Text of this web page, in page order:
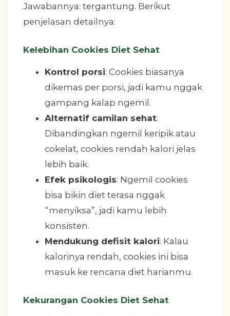
Jawabannya: tergantung. Berikut
penjelasan detailnya:
Kelebihan Cookies Diet Sehat
Kontrol porsi: Cookies biasanya
dikemas per porsi, jadi kamu nggak
gampang kalap ngemil.
Alternatif camilan sehat:
Dibandingkan ngemil keripik atau
cokelat, cookies rendah kalori jelas
lebih baik.
Efek psikologis: Ngemil cookies
bisa bikin diet terasa nggak
“menyiksa”, jadi kamu lebih
konsisten.
Mendukung defisit kalori: Kalau
kalorinya rendah, cookies ini bisa
masuk ke rencana diet harianmu.
Kekurangan Cookies Diet Sehat